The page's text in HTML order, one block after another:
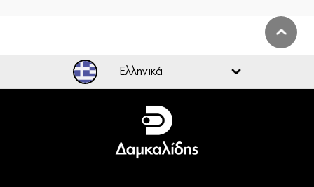
Ελληνικά
Ελληνικά
English